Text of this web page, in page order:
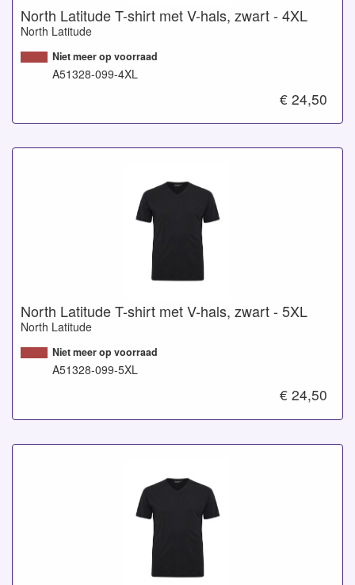
North Latitude T-shirt met V-hals, zwart - 4XL
North Latitude
Niet meer op voorraad
A51328-099-4XL
€ 24,50
North Latitude T-shirt met V-hals, zwart - 5XL
North Latitude
Niet meer op voorraad
A51328-099-5XL
€ 24,50